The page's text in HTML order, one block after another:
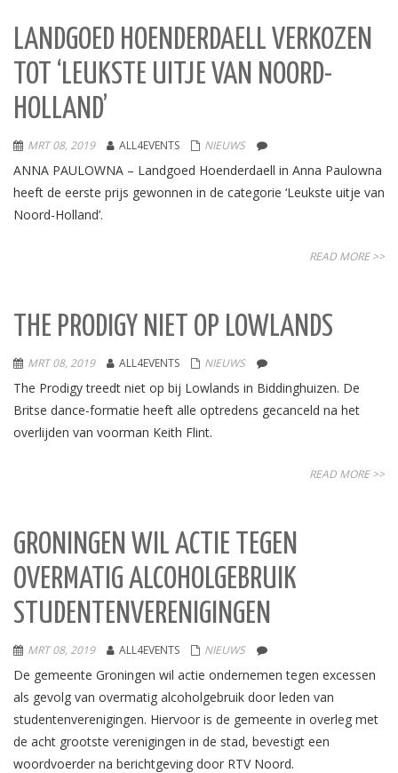
LANDGOED HOENDERDAELL VERKOZEN
TOT ‘LEUKSTE UITJE VAN NOORD-
HOLLAND’
MRT 08, 2019 ALL4EVENTS NIEUWS
ANNA PAULOWNA – Landgoed Hoenderdaell in Anna Paulowna
heeft de eerste prijs gewonnen in de categorie ‘Leukste uitje van
Noord-Holland’.
READ MORE >>
THE PRODIGY NIET OP LOWLANDS
MRT 08, 2019 ALL4EVENTS NIEUWS
The Prodigy treedt niet op bij Lowlands in Biddinghuizen. De
Britse dance-formatie heeft alle optredens gecanceld na het
overlijden van voorman Keith Flint.
READ MORE >>
GRONINGEN WIL ACTIE TEGEN
OVERMATIG ALCOHOLGEBRUIK
STUDENTENVERENIGINGEN
MRT 08, 2019 ALL4EVENTS NIEUWS
De gemeente Groningen wil actie ondernemen tegen excessen
als gevolg van overmatig alcoholgebruik door leden van
studentenverenigingen. Hiervoor is de gemeente in overleg met
de acht grootste verenigingen in de stad, bevestigt een
woordvoerder na berichtgeving door RTV Noord.